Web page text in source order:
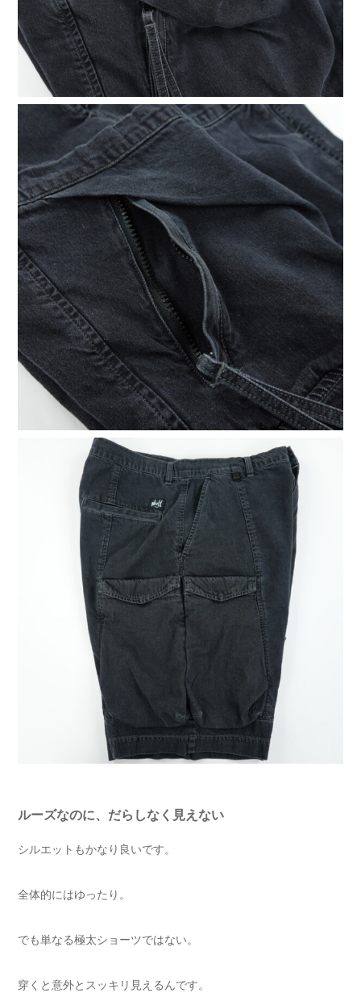
ルーズなのに、だらしなく見えない
シルエットもかなり良いです。
全体的にはゆったり。
でも単なる極太ショーツではない。
穿くと意外とスッキリ見えるんです。